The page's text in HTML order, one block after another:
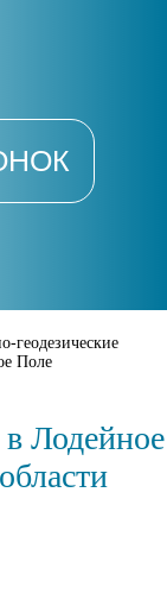
геодезические
Поле
в Лодейное